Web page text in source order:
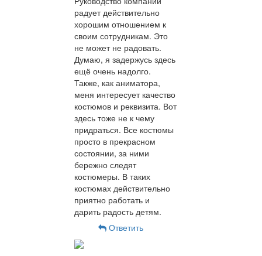
радует действительно
хорошим отношением к
своим сотрудникам. Это
не может не радовать.
Думаю, я задержусь здесь
ещё очень надолго.
Также, как аниматора,
меня интересует качество
костюмов и реквизита. Вот
здесь тоже не к чему
придраться. Все костюмы
просто в прекрасном
состоянии, за ними
бережно следят
костюмеры. В таких
костюмах действительно
приятно работать и
дарить радость детям.
Ответить